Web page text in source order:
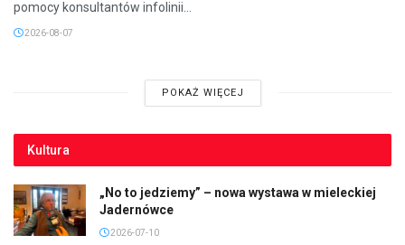
pomocy konsultantów infolinii...
2026-08-07
POKAŻ WIĘCEJ
Kultura
„No to jedziemy” – nowa wystawa w mieleckiej
Jadernówce
2026-07-10